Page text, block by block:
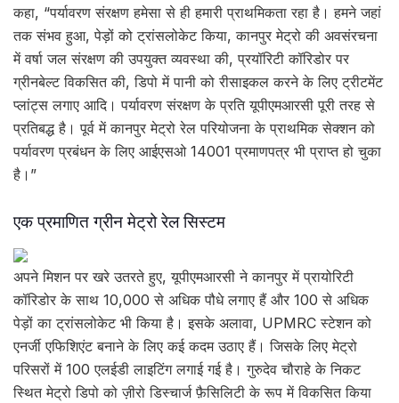
कहा, “पर्यावरण संरक्षण हमेसा से ही हमारी प्राथमिकता रहा है। हमने जहां
तक संभव हुआ, पेड़ों को ट्रांसलोकेट किया, कानपुर मेट्रो की अवसंरचना
में वर्षा जल संरक्षण की उपयुक्त व्यवस्था की, प्रयॉरिटी कॉरिडोर पर
ग्रीनबेल्ट विकसित की, डिपो में पानी को रीसाइकल करने के लिए ट्रीटमेंट
प्लांट्स लगाए आदि। पर्यावरण संरक्षण के प्रति यूपीएमआरसी पूरी तरह से
प्रतिबद्ध है। पूर्व में कानपुर मेट्रो रेल परियोजना के प्राथमिक सेक्शन को
पर्यावरण प्रबंधन के लिए आईएसओ 14001 प्रमाणपत्र भी प्राप्त हो चुका
है।”
एक प्रमाणित ग्रीन मेट्रो रेल सिस्टम
अपने मिशन पर खरे उतरते हुए, यूपीएमआरसी ने कानपुर में प्रायोरिटी
कॉरिडोर के साथ 10,000 से अधिक पौधे लगाए हैं और 100 से अधिक
पेड़ों का ट्रांसलोकेट भी किया है। इसके अलावा, UPMRC स्टेशन को
एनर्जी एफिशिएंट बनाने के लिए कई कदम उठाए हैं। जिसके लिए मेट्रो
परिसरों में 100 एलईडी लाइटिंग लगाई गई है। गुरुदेव चौराहे के निकट
स्थित मेट्रो डिपो को ज़ीरो डिस्चार्ज फ़ैसिलिटी के रूप में विकसित किया